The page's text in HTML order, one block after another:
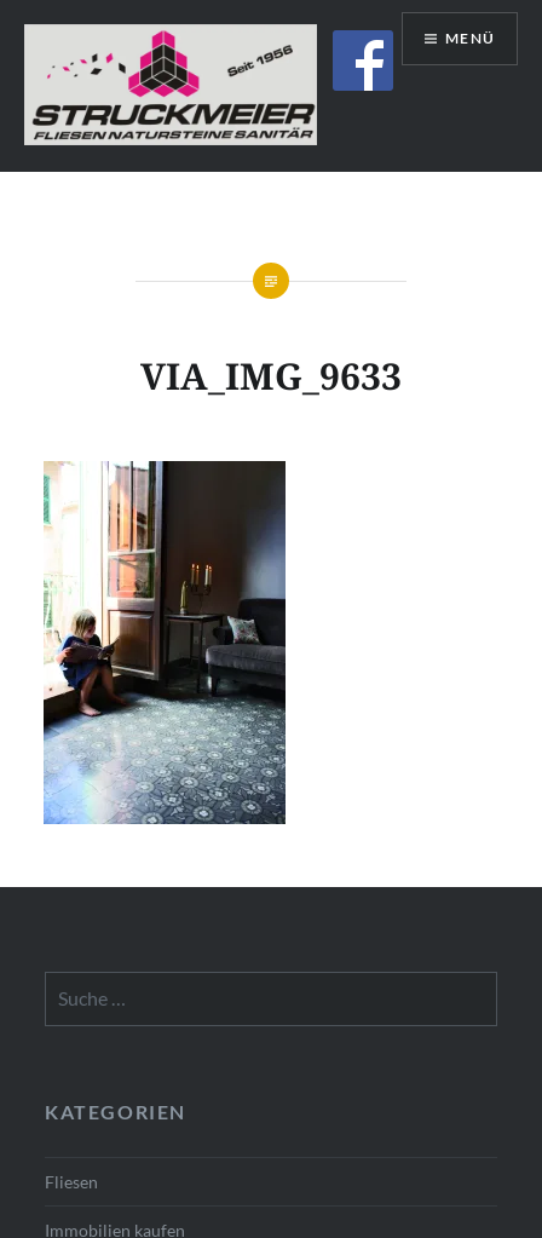
Inhalt
Struckmeier | Fliesen | Natursteine |
MENÜ
VIA_IMG_9633
nach:
KATEGORIEN
Fliesen
Immobilien kaufen